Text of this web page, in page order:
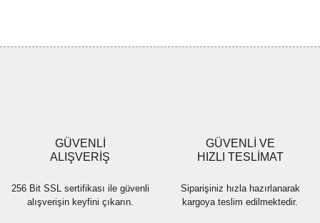
Ürün fiyatı diğer sitelerden daha pahalı.
Bu ürüne benzer farklı alternatifler olmalı.
GÜVENLİ
ALIŞVERİŞ
256 Bit SSL sertifikası ile güvenli
alışverişin keyfini çıkarın.
GÜVENLİ VE
HIZLI TESLİMAT
Siparişiniz hızla hazırlanarak
kargoya teslim edilmektedir.